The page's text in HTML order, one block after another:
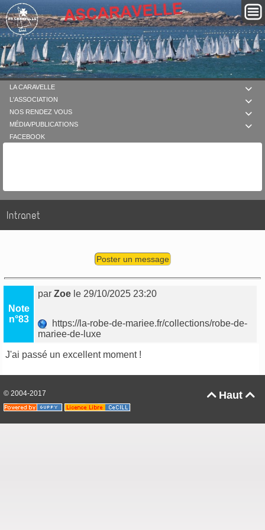

LA CARAVELLE

L'ASSOCIATION

NOS RENDEZ VOUS

MÉDIA/PUBLICATIONS
FACEBOOK
Intranet
Poster un message
Note
n°83
parZoe le 29/10/2025 23:20
https://la-robe-de-mariee.fr/collections/robe-de-
mariee-de-luxe
J'ai passé un excellent moment !
Haut 
© 2004-2017